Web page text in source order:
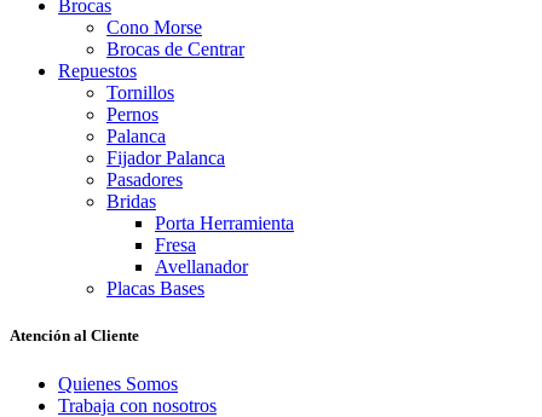
Brocas
Cono Morse
Brocas de Centrar
Repuestos
Tornillos
Pernos
Palanca
Fijador Palanca
Pasadores
Bridas
Porta Herramienta
Fresa
Avellanador
Placas Bases
Atención al Cliente
Quienes Somos
Trabaja con nosotros